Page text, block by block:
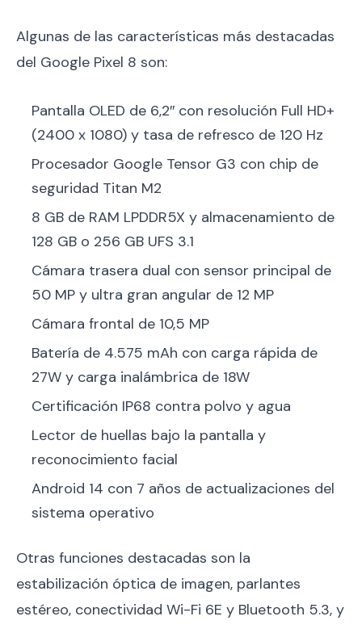
Algunas de las características más destacadas
del Google Pixel 8 son:
Pantalla OLED de 6,2″ con resolución Full HD+
(2400 x 1080) y tasa de refresco de 120 Hz
Procesador Google Tensor G3 con chip de
seguridad Titan M2
8 GB de RAM LPDDR5X y almacenamiento de
128 GB o 256 GB UFS 3.1
Cámara trasera dual con sensor principal de
50 MP y ultra gran angular de 12 MP
Cámara frontal de 10,5 MP
Batería de 4.575 mAh con carga rápida de
27W y carga inalámbrica de 18W
Certificación IP68 contra polvo y agua
Lector de huellas bajo la pantalla y
reconocimiento facial
Android 14 con 7 años de actualizaciones del
sistema operativo
Otras funciones destacadas son la
estabilización óptica de imagen, parlantes
estéreo, conectividad Wi-Fi 6E y Bluetooth 5.3, y